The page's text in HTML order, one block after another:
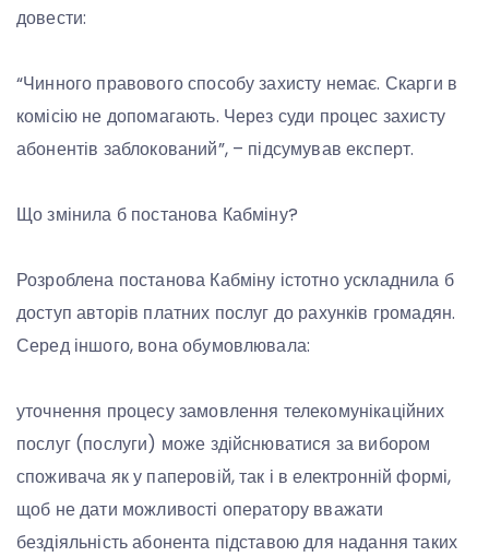
довести:
“Чинного правового способу захисту немає. Скарги в
комісію не допомагають. Через суди процес захисту
абонентів заблокований”, – підсумував експерт.
Що змінила б постанова Кабміну?
Розроблена постанова Кабміну істотно ускладнила б
доступ авторів платних послуг до рахунків громадян.
Серед іншого, вона обумовлювала:
уточнення процесу замовлення телекомунікаційних
послуг (послуги) може здійснюватися за вибором
споживача як у паперовій, так і в електронній формі,
щоб не дати можливості оператору вважати
бездіяльність абонента підставою для надання таких